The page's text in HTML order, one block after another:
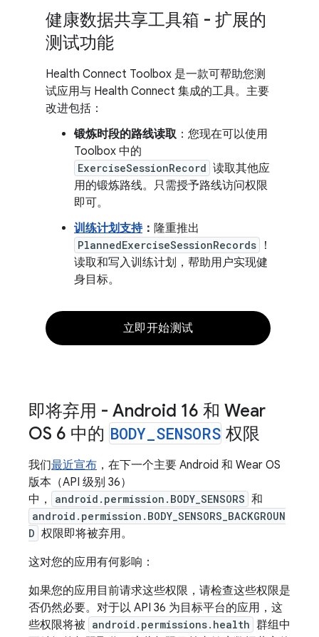
健康数据共享工具箱 - 扩展的
测试功能
Health Connect Toolbox 是一款可帮助您测
试应用与 Health Connect 集成的工具。主要
改进包括：
锻炼时段的路线读取 ：您现在可以使用
Toolbox 中的
ExerciseSessionRecord 读取其他应
用的锻炼路线。只需授予路线访问权限
即可。
训练计划支持： 隆重推出
PlannedExerciseSessionRecords
！
读取和写入训练计划，帮助用户实现健
身目标。
立即开始测试
即将弃用 - Android 16 和 Wear
OS 6 中的 BODY SENSORS 权限
我们最近宣布 ，在下一个主要 Android 和 Wear OS
版本（API 级别 36）
中，
android.permission.BODY_SENSORS 和
android.permission.BODY_SENSORS_BACKGROUN
D 权限即将被弃用。
这对您的应用有何影响：
如果您的应用目前请求这些权限，请检查这些权限是
否仍然必要。对于以 API 36 为目标平台的应用，这
些权限将被 android.permissions.health 群组中